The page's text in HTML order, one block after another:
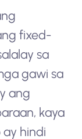
fixed-
sa
gawi sa
ang
kaya
hindi